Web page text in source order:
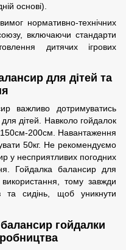
основі).
нормативно-технічних
включаючи стандарти
дитячих ігрових
для дітей та
важливо дотримуватись
дітей. Навколо гойдалок
150см-200см. Навантаження
50кг. Не рекомендуємо
у несприятливих погодних
Гойдалка балансир для
тому завжди
та сидінь, щоб уникнути
гойдалки